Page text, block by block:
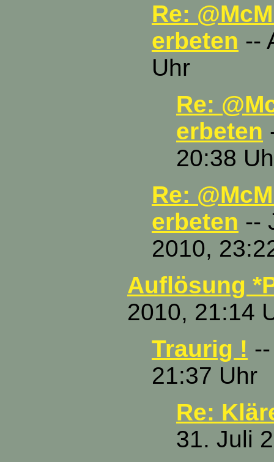
Re:
erbeten --
Uhr
Re:
erbeten
20:38
Re:
erbeten --
2010,
Auflösung
2010, 21:14
Traurig !
21:37 Uhr
Re:
31. Juli